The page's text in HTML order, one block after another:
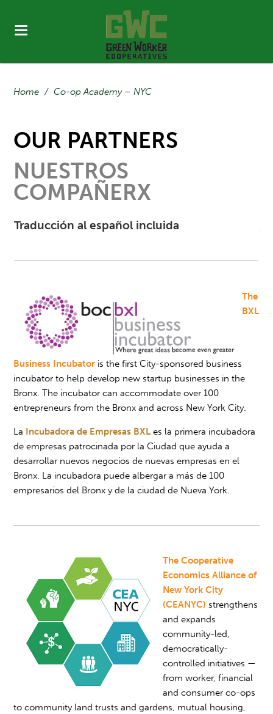
Home / Co-op Academy – NYC
OUR PARTNERS
NUESTROS
COMPAÑERX
Traducción al español incluida
The
BXL
Business Incubator is the first City-sponsored business
incubator to help develop new startup businesses in the
Bronx. The incubator can accommodate over 100
entrepreneurs from the Bronx and across New York City.
La Incubadora de Empresas BXL es la primera incubadora
de empresas patrocinada por la Ciudad que ayuda a
desarrollar nuevos negocios de nuevas empresas en el
Bronx. La incubadora puede albergar a más de 100
empresarios del Bronx y de la ciudad de Nueva York.
The Cooperative
Economics Alliance of
New York City
(CEANYC) strengthens
and expands
community-led,
democratically-
controlled initiatives —
from worker, financial
and consumer co-ops
to community land trusts and gardens, mutual housing,